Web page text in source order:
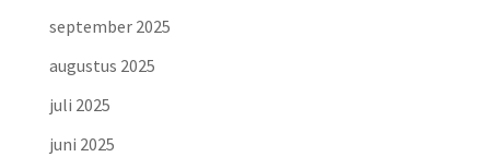
september 2025
augustus 2025
juli 2025
juni 2025